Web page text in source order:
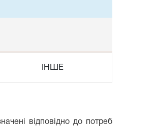
ІНШЕ
відповідно до потреб